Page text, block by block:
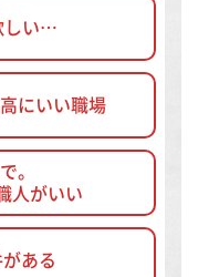
しい…
にいい職場
。
人がいい
ある